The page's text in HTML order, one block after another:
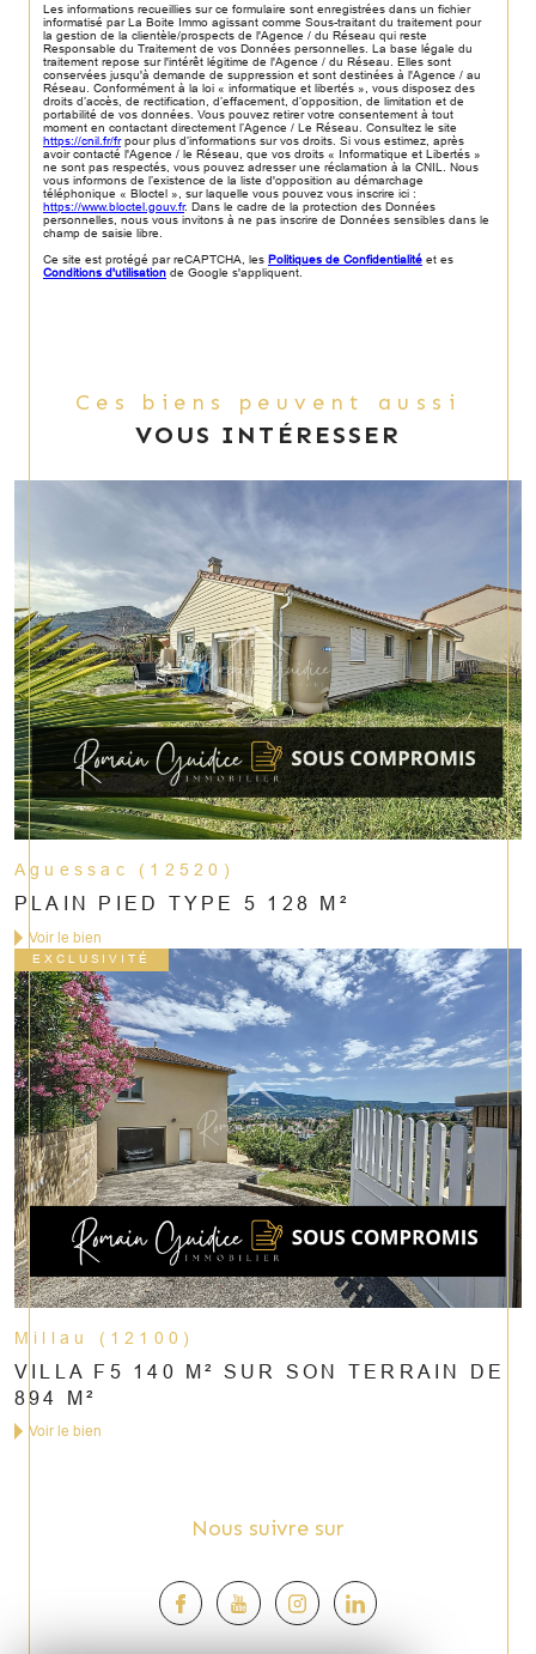
Les informations recueillies sur ce formulaire sont enregistrées dans un fichier
informatisé par La Boite Immo agissant comme Sous-traitant du traitement pour
la gestion de la clientèle/prospects de l'Agence / du Réseau qui reste
Responsable du Traitement de vos Données personnelles. La base légale du
traitement repose sur l'intérêt légitime de l'Agence / du Réseau. Elles sont
conservées jusqu'à demande de suppression et sont destinées à l'Agence / au
Réseau. Conformément à la loi « informatique et libertés », vous disposez des
droits d’accès, de rectification, d’effacement, d’opposition, de limitation et de
portabilité de vos données. Vous pouvez retirer votre consentement à tout
moment en contactant directement l’Agence / Le Réseau. Consultez le site
https://cnil.fr/frpour plus d’informations sur vos droits. Si vous estimez, après
avoir contacté l'Agence / le Réseau, que vos droits « Informatique et Libertés »
ne sont pas respectés, vous pouvez adresser une réclamation à la CNIL. Nous
vous informons de l’existence de la liste d'opposition au démarchage
téléphonique « Bloctel », sur laquelle vous pouvez vous inscrire ici :
https://www.bloctel.gouv.fr. Dans le cadre de la protection des Données
personnelles, nous vous invitons à ne pas inscrire de Données sensibles dans le
champ de saisie libre.
Ce site est protégé par reCAPTCHA, les Politiques de Confidentialité et es
Conditions d'utilisation de Google s'appliquent.
Ces biens peuvent aussi
VOUS INTÉRESSER
Aguessac (12520)
PLAIN PIED TYPE 5 128 M²
Voir le bien
EXCLUSIVITÉ
Millau (12100)
VILLA F5 140 M² SUR SON TERRAIN DE
894 M²
Voir le bien
Nous suivre sur